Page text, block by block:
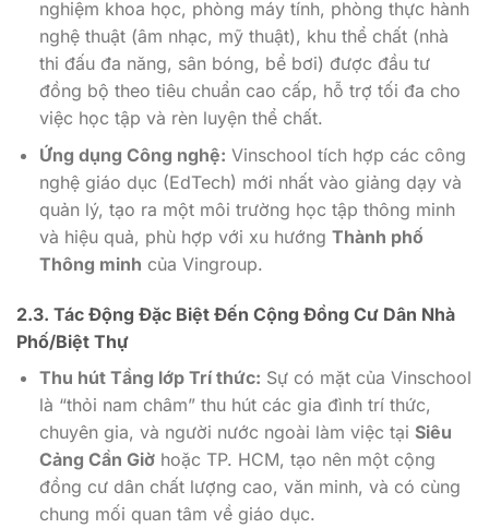
nghiệm khoa học, phòng máy tính, phòng thực hành
nghệ thuật (âm nhạc, mỹ thuật), khu thể chất (nhà
thi đấu đa năng, sân bóng, bể bơi) được đầu tư
đồng bộ theo tiêu chuẩn cao cấp, hỗ trợ tối đa cho
việc học tập và rèn luyện thể chất.
Ứng dụng Công nghệ: Vinschool tích hợp các công
nghệ giáo dục (EdTech) mới nhất vào giảng dạy và
quản lý, tạo ra một môi trường học tập thông minh
và hiệu quả, phù hợp với xu hướng Thành phố
Thông minh của Vingroup.
2.3. Tác Động Đặc Biệt Đến Cộng Đồng Cư Dân Nhà
Phố/Biệt Thự
Thu hút Tầng lớp Trí thức: Sự có mặt của Vinschool
là “thỏi nam châm” thu hút các gia đình trí thức,
chuyên gia, và người nước ngoài làm việc tại Siêu
Cảng Cần Giờhoặc TP. HCM, tạo nên một cộng
đồng cư dân chất lượng cao, văn minh, và có cùng
chung mối quan tâm về giáo dục.